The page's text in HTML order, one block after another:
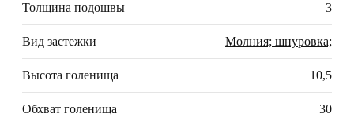
Толщина подошвы 3
Вид застежки Молния; шнуровка;
Высота голенища 10,5
Обхват голенища 30